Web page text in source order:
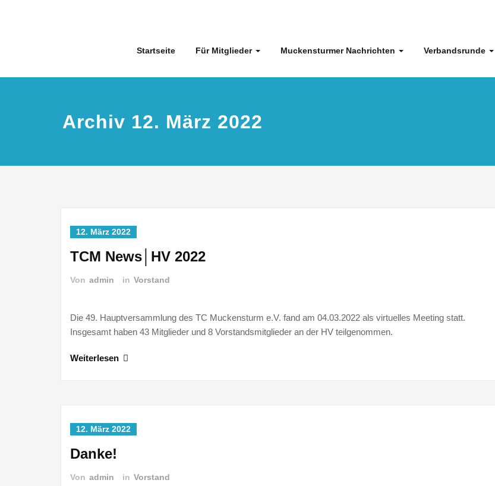
Startseite Für Mitglieder Muckensturmer Nachrichten Verbandsrunde
Archiv 12. März 2022
12. März 2022
TCM News│HV 2022
Von admin in Vorstand
Die 49. Hauptversammlung des TC Muckensturm e.V. fand am 04.03.2022 als virtuelles Meeting statt.
Insgesamt haben 43 Mitglieder und 8 Vorstandsmitglieder an der HV teilgenommen.
Weiterlesen
12. März 2022
Danke!
Von admin in Vorstand